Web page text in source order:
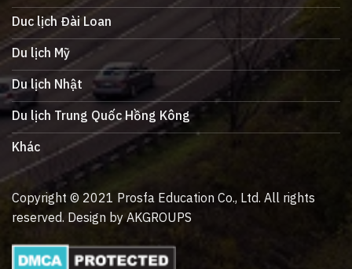
Duc lịch Đài Loan
Du lịch Mỹ
Du lịch Nhật
Du lịch Trung Quốc Hồng Kông
Khác
Copyright © 2021 Prosfa Education Co., Ltd. All rights
reserved. Design by AKGROUPS